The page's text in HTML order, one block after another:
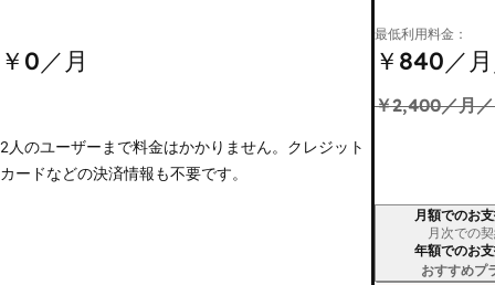
￥0／月
2人のユーザーまで料金はかかりません。クレジット
カードなどの決済情報も不要です。
最低利用料金：
￥840／
￥2,400／月
請求期間月額でのお
月次での
年額でのお
おすすめプ